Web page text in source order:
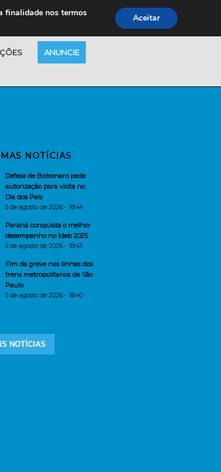
ANUNCIE
NOTÍCIAS
Defesa de Bolsonaro pede
autorização para visita no
Dia dos Pais
5 de agosto de 2026 - 18:44
Paraná conquista o melhor
desempenho no Ideb 2025
5 de agosto de 2026 - 18:43
Fim da greve nas linhas dos
trens metropolitanos de São
Paulo
5 de agosto de 2026 - 18:40
NOTÍCIAS
finalidade nos termos
Aceitar